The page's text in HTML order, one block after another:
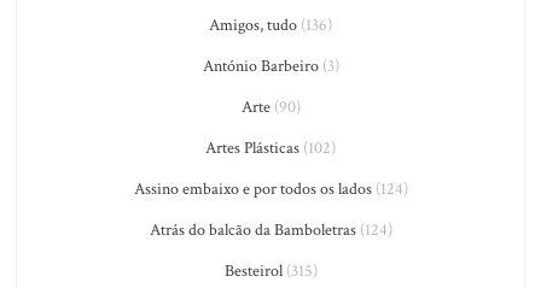
Amigos, tudo (136)
António Barbeiro(3)
Arte(90)
Artes Plásticas (102)
Assino embaixo e por todos os lados(124)
Atrás do balcão da Bamboletras(124)
Besteirol(315)